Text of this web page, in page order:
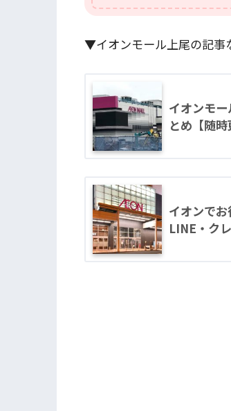
▼イオンモール上尾の記事
イオンモ
とめ【随時
イオンで
LINE・ク